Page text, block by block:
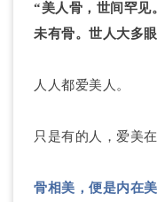
“美人骨，世间罕见
未有骨。世人大多
人人都爱美人。
只是有的人，爱美
骨相美，便是内在美